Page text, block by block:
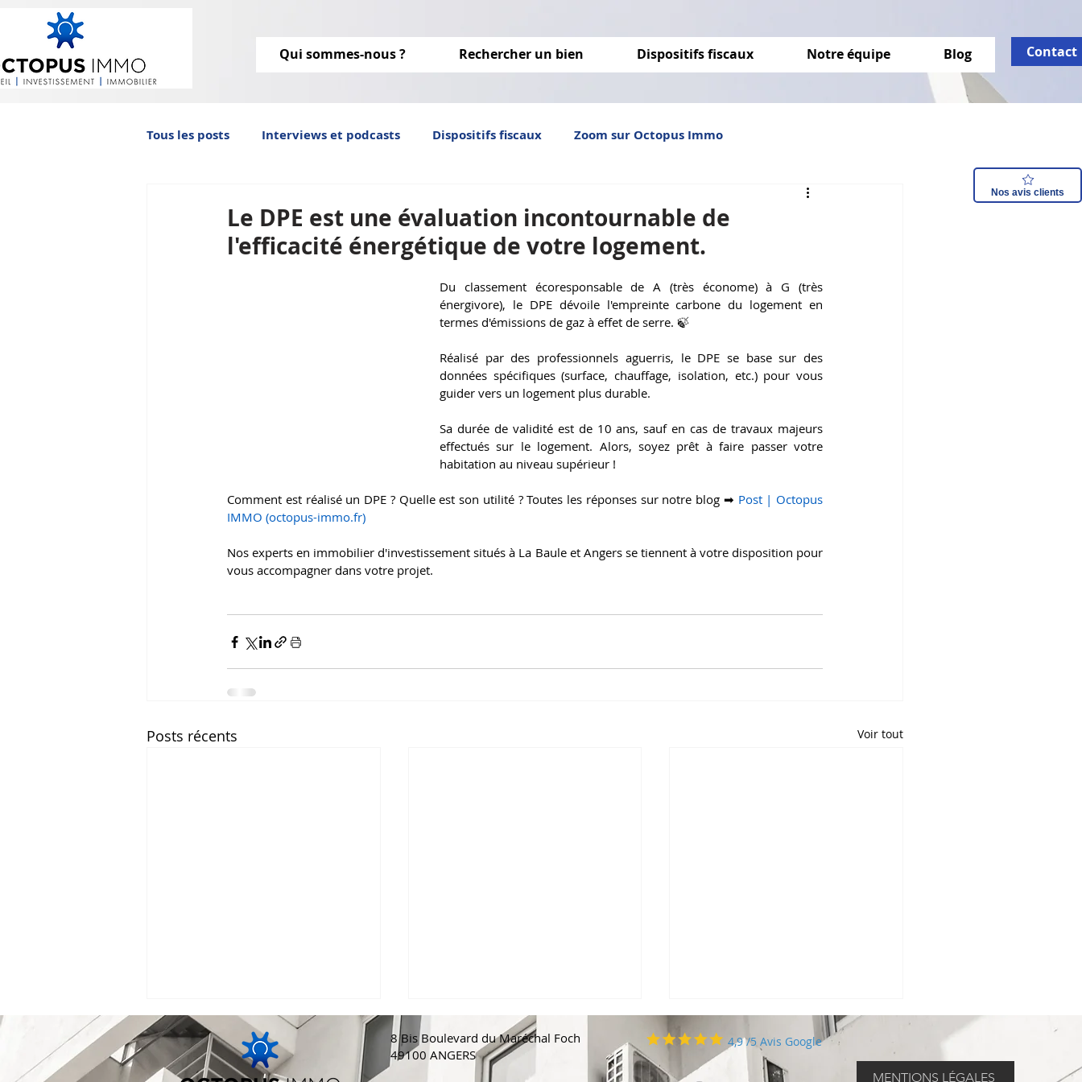
Nos avis clients
Qui sommes-nous ? Rechercher un bien Dispositifs fiscaux Notre équipe Blog Contact
Tous les posts Interviews et podcasts Dispositifs fiscaux Zoom sur Octopus Immo
optimisation énergétique
Le DPE est une évaluation incontournable de
l'efficacité énergétique de votre logement.
Du classement écoresponsable de A (très économe) à G (très
énergivore), le DPE dévoile l'empreinte carbone du logement en
termes d'émissions de gaz à effet de serre. 🍃
Réalisé par des professionnels aguerris, le DPE se base sur des
données spécifiques (surface, chauffage, isolation, etc.) pour vous
guider vers un logement plus durable.
Sa durée de validité est de 10 ans, sauf en cas de travaux majeurs
effectués sur le logement. Alors, soyez prêt à faire passer votre
habitation au niveau supérieur !
Comment est réalisé un DPE ? Quelle est son utilité ? Toutes les réponses sur notre blog ➡ Post | Octopus
IMMO (octopus-immo.fr)
Nos experts en immobilier d'investissement situés à La Baule et Angers se tiennent à votre disposition pour
vous accompagner dans votre projet.
Posts récents Voir tout
8 Bis Boulevard du Maréchal Foch
49100 ANGERS
4,9 /5 Avis Google
MENTIONS LÉGALES